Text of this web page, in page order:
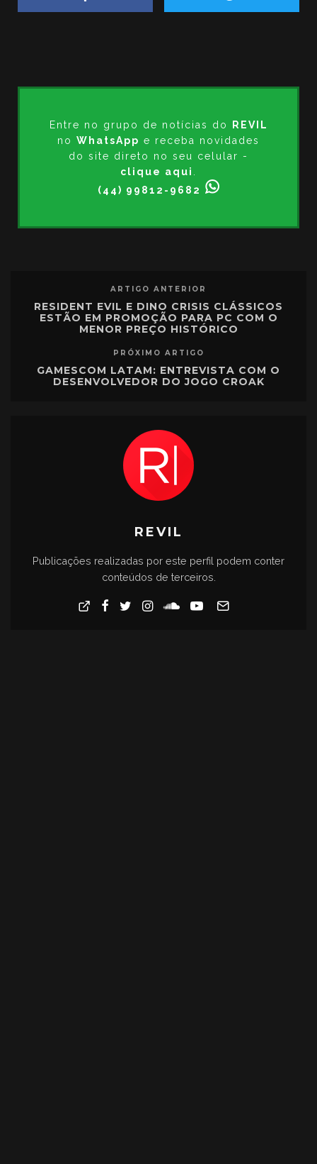
Entre no grupo de notícias do
REVIL
no WhatsApp e receba novidades
do site direto no seu celular -
clique aqui .
(44) 99812-9682
ARTIGO ANTERIOR
RESIDENT EVIL E DINO CRISIS CLÁSSICOS
ESTÃO EM PROMOÇÃO PARA PC COM O
MENOR PREÇO HISTÓRICO
PRÓXIMO ARTIGO
GAMESCOM LATAM: ENTREVISTA COM O
DESENVOLVEDOR DO JOGO CROAK
REVIL
Publicações realizadas por este perfil podem conter
conteúdos de terceiros.